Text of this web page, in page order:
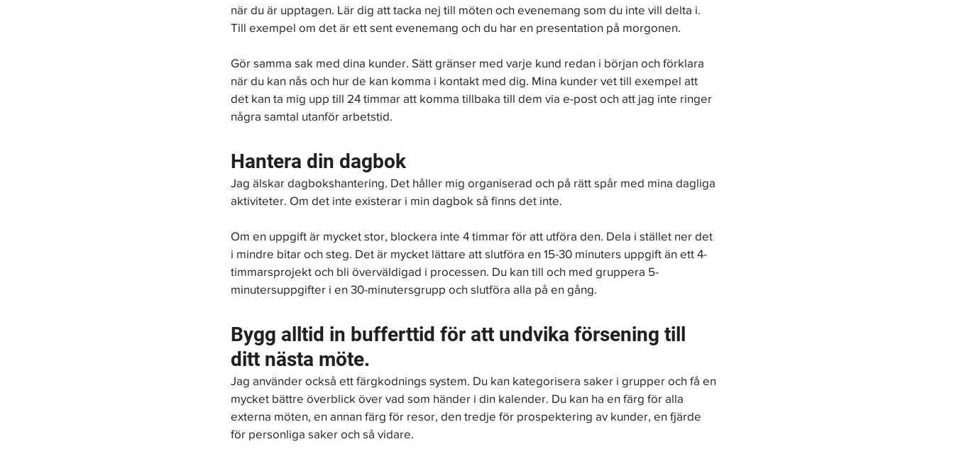
när du är upptagen. Lär dig att tacka nej till möten och evenemang som du inte vill delta i.
Till exempel om det är ett sent evenemang och du har en presentation på morgonen.
Gör samma sak med dina kunder. Sätt gränser med varje kund redan i början och förklara
när du kan nås och hur de kan komma i kontakt med dig. Mina kunder vet till exempel att
det kan ta mig upp till 24 timmar att komma tillbaka till dem via e-post och att jag inte ringer
några samtal utanför arbetstid.
Hantera din dagbok
Jag älskar dagbokshantering. Det håller mig organiserad och på rätt spår med mina dagliga
aktiviteter. Om det inte existerar i min dagbok så finns det inte.
Om en uppgift är mycket stor, blockera inte 4 timmar för att utföra den. Dela i stället ner det
i mindre bitar och steg. Det är mycket lättare att slutföra en 15-30 minuters uppgift än ett 4-
timmarsprojekt och bli överväldigad i processen. Du kan till och med gruppera 5-
minutersuppgifter i en 30-minutersgrupp och slutföra alla på en gång.
Bygg alltid in bufferttid för att undvika försening till
ditt nästa möte.
Jag använder också ett färgkodnings system. Du kan kategorisera saker i grupper och få en
mycket bättre överblick över vad som händer i din kalender. Du kan ha en färg för alla
externa möten, en annan färg för resor, den tredje för prospektering av kunder, en fjärde
för personliga saker och så vidare.